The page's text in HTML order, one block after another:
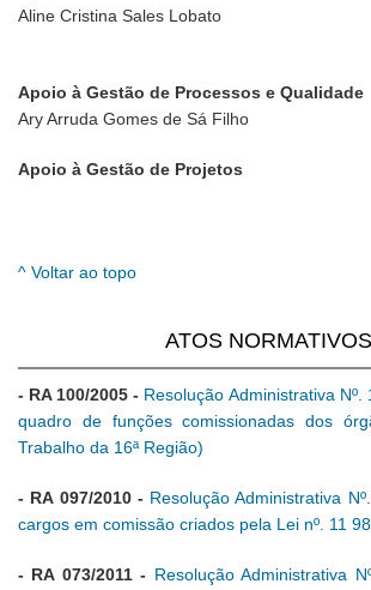
Aline Cristina Sales Lobato
Apoio à Gestão de Processos e Qualidade
Ary Arruda Gomes de Sá Filho
Apoio à Gestão de Projetos
^ Voltar ao topo
ATOS NORMATIVOS
- RA 100/2005 - Resolução Administrativa
quadro de funções comissionadas dos
Trabalho da 16ª Região)
- RA 097/2010 - Resolução Administrativa
cargos em comissão criados pela Lei nº. 11
- RA 073/2011 - Resolução Administrativa